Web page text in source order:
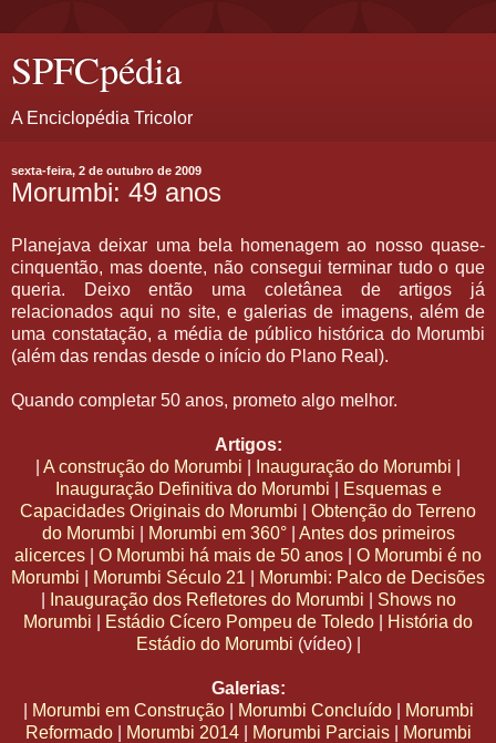
SPFCpédia
A Enciclopédia Tricolor
sexta-feira, 2 de outubro de 2009
Morumbi: 49 anos
Planejava deixar uma bela homenagem ao nosso quase-
cinquentão, mas doente, não consegui terminar tudo o que
queria. Deixo então uma coletânea de artigos já
relacionados aqui no site, e galerias de imagens, além de
uma constatação, a média de público histórica do Morumbi
(além das rendas desde o início do Plano Real).
Quando completar 50 anos, prometo algo melhor.
Artigos:
A construção do Morumbi Inauguração do Morumbi
Inauguração Definitiva do Morumbi
Esquemas e
Capacidades Originais do Morumbi
Obtenção do Terreno
do Morumbi
Morumbi em 360°| Antes dos primeiros
alicerces
O Morumbi há mais de 50 anos
O Morumbi é no
Morumbi
Morumbi Século 21
Morumbi: Palco de Decisões
Inauguração dos Refletores do Morumbi
Shows no
Morumbi
Estádio Cícero Pompeu de Toledo
História do
Estádio do Morumbi (vídeo) |
Galerias:
Morumbi em Construção| Morumbi Concluído|
Morumbi
Reformado| Morumbi 2014| Morumbi Parciais|
Morumbi